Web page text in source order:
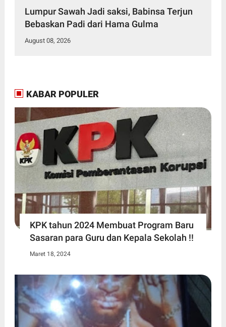
Lumpur Sawah Jadi saksi, Babinsa Terjun
Bebaskan Padi dari Hama Gulma
August 08, 2026
KABAR POPULER
KPK tahun 2024 Membuat Program Baru
Sasaran para Guru dan Kepala Sekolah !!
Maret 18, 2024